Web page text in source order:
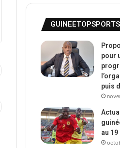
GUINEETOPSPORTS
pour
puis
au